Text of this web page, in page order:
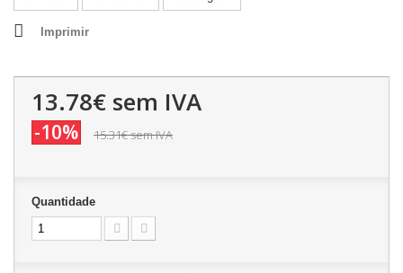
Imprimir
13.78€ sem IVA
-10% 15.31€sem IVA
Quantidade